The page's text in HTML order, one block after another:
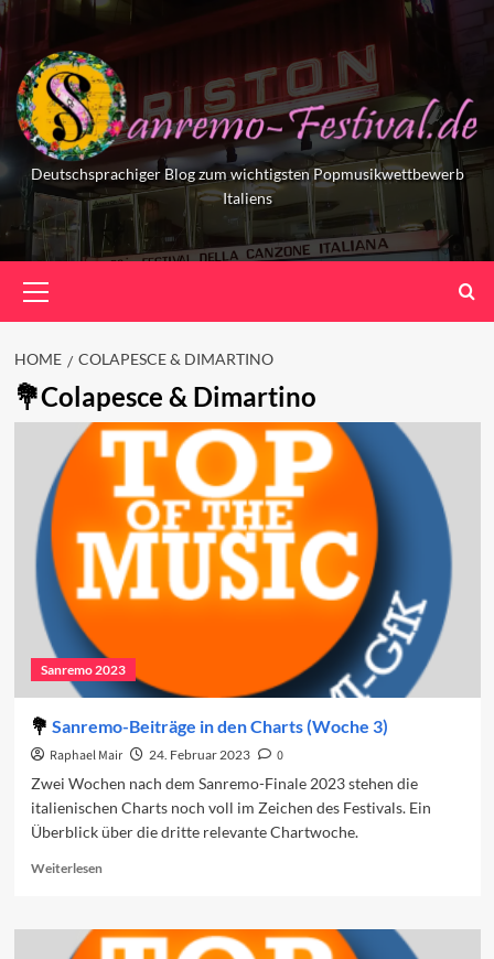
Skip
to
content
Deutschsprachiger Blog zum wichtigsten Popmusikwettbewerb
Italiens
Menu
HOME COLAPESCE & DIMARTINO
Colapesce & Dimartino
Sanremo 2023
Sanremo-Beiträge in den Charts (Woche 3)
Raphael Mair 24. Februar 2023
0
Zwei Wochen nach dem Sanremo-Finale 2023 stehen die
italienischen Charts noch voll im Zeichen des Festivals. Ein
Überblick über die dritte relevante Chartwoche.
WeiterlesenRead
Sanremo-
Beiträge